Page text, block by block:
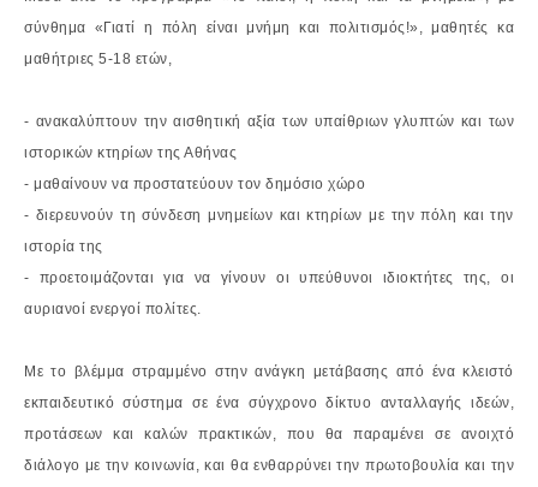
σύνθημα «Γιατί η πόλη είναι μνήμη και πολιτισμός!», μαθητές κα
μαθήτριες 5-18 ετών,
- ανακαλύπτουν την αισθητική αξία των υπαίθριων γλυπτών και των
ιστορικών κτηρίων της Αθήνας
- μαθαίνουν να προστατεύουν τον δημόσιο χώρο
- διερευνούν τη σύνδεση μνημείων και κτηρίων με την πόλη και την
ιστορία της
- προετοιμάζονται για να γίνουν οι υπεύθυνοι ιδιοκτήτες της, οι
αυριανοί ενεργοί πολίτες.
Με το βλέμμα στραμμένο στην ανάγκη μετάβασης από ένα κλειστό
εκπαιδευτικό σύστημασε ένα σύγχρονο δίκτυο ανταλλαγής ιδεών,
προτάσεων και καλών πρακτικών, που θα παραμένει σε ανοιχτό
διάλογο με την κοινωνία, και θα ενθαρρύνει την πρωτοβουλία και την